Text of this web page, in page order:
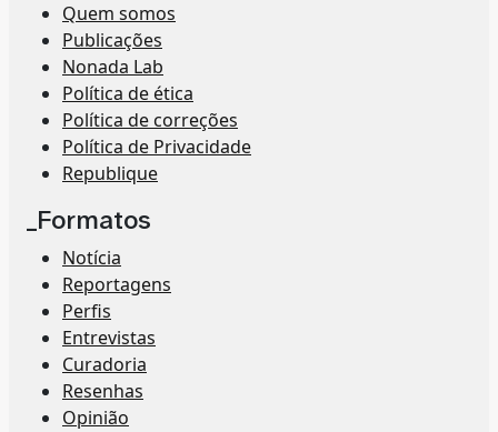
Quem somos
Publicações
Nonada Lab
Política de ética
Política de correções
Política de Privacidade
Republique
_Formatos
Notícia
Reportagens
Perfis
Entrevistas
Curadoria
Resenhas
Opinião